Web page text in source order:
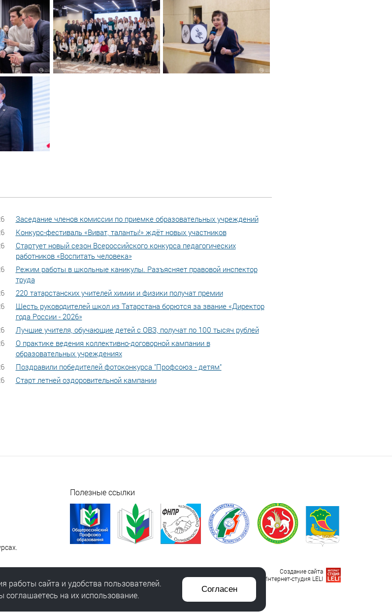
Заседание членов комиссии по приемке образовательных учреждений
Конкурс-фестиваль «Виват, таланты!» ждёт новых участников
Стартует новый сезон Всероссийского конкурса педагогических
работников «Воспитать человека»
Режим работы в школьные каникулы. Разъясняет правовой инспектор
труда
220 татарстанских учителей химии и физики получат премии
Шесть руководителей школ из Татарстана борются за звание «Директор
года России - 2026»
Лучшие учителя, обучающие детей с ОВЗ, получат по 100 тысяч рублей
О практике ведения коллективно-договорной кампании в
образовательных учреждениях
Поздравили победителей фотоконкурса "Профсоюз - детям"
Старт летней оздоровительной кампании
Полезные ссылки
Создание сайта
Интернет-студия LELI
работы сайта и удобства пользователей.
на их использование.
Согласен